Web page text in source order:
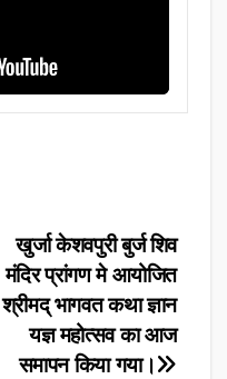
खुर्जा केशवपुरी बुर्ज शिव
मंदिर प्रांगण मे आयोजित
श्रीमद् भागवत कथा ज्ञान
यज्ञ महोत्सव का आज
समापन किया गया।